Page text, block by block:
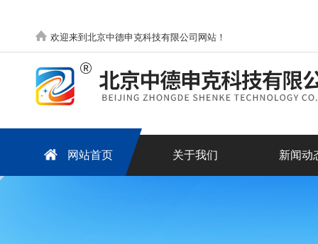
欢迎来到北京中德申克科技有限公司网站！
网站首页 关于我们 新闻动